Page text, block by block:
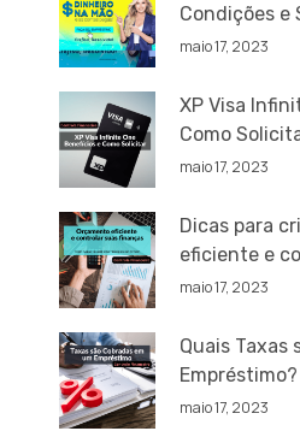
Condições e
maio 17, 2023
XP Visa
Como
maio 17, 2023
Dicas para
eficiente e
maio 17, 2023
Quais Taxas
maio 17, 2023